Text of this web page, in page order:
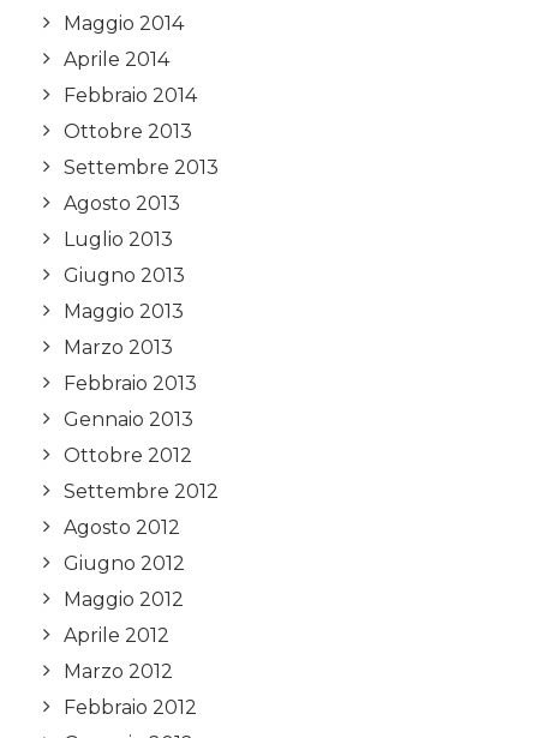
Maggio 2014
Aprile 2014
Febbraio 2014
Ottobre 2013
Settembre 2013
Agosto 2013
Luglio 2013
Giugno 2013
Maggio 2013
Marzo 2013
Febbraio 2013
Gennaio 2013
Ottobre 2012
Settembre 2012
Agosto 2012
Giugno 2012
Maggio 2012
Aprile 2012
Marzo 2012
Febbraio 2012